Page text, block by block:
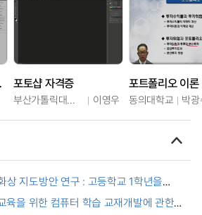
토샵 포토샵 자격증
부산가톨릭대학교 이영우
포트폴리오 이론
동의대학교 박
상 지도방안 연구 : 고등학교 1학년을
육을 위한 컴퓨터 학습 교재개발에 관한